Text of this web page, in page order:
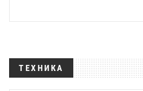
ТЕХНИКА